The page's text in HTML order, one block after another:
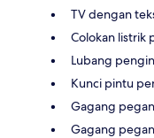
TV dengan
Colokan listrik
Lubang
Kunci pintu
Gagang
Gagang